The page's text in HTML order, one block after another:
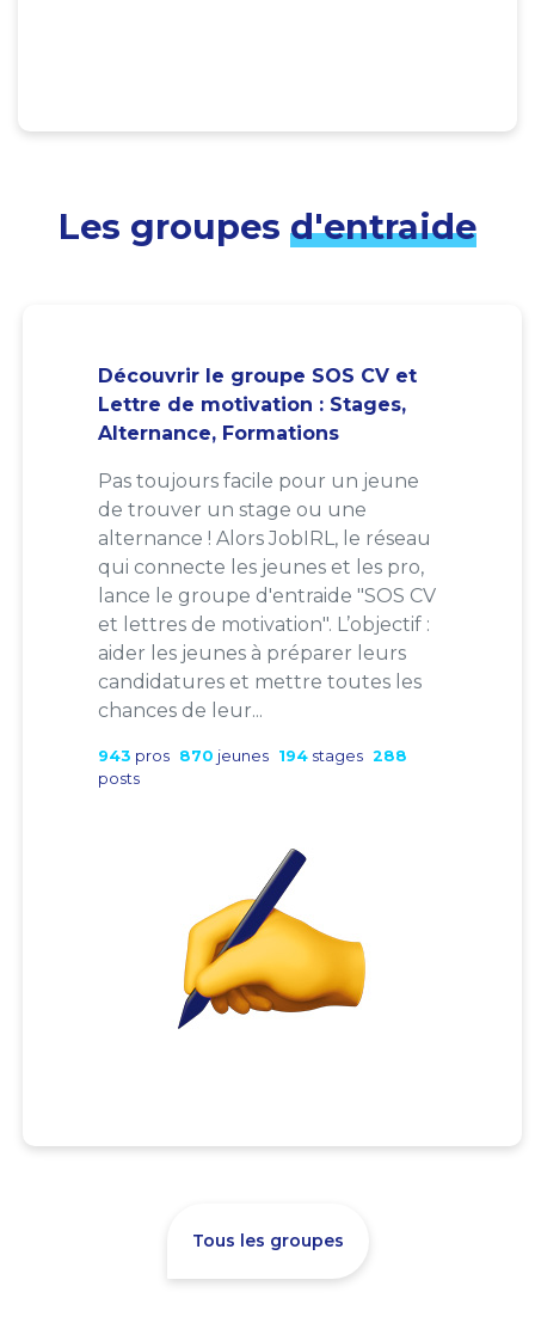
Les groupes d'entraide
Découvrir le groupe SOS CV et
Lettre de motivation : Stages,
Alternance, Formations
Pas toujours facile pour un jeune
de trouver un stage ou une
alternance ! Alors JobIRL, le réseau
qui connecte les jeunes et les pro,
lance le groupe d'entraide "SOS CV
et lettres de motivation". L’objectif :
aider les jeunes à préparer leurs
candidatures et mettre toutes les
chances de leur...
943 pros 870 jeunes 194 stages 288
posts
Tous les groupes